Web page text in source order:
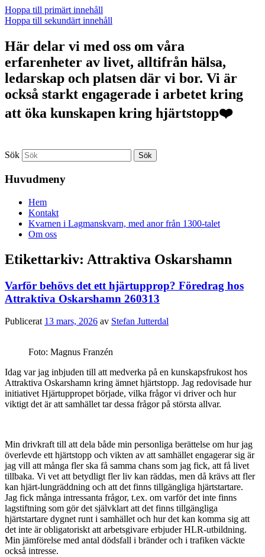
Hoppa till primärt innehåll
Hoppa till sekundärt innehåll
Här delar vi med oss om våra
erfarenheter av livet, alltifrån hälsa,
ledarskap och platsen där vi bor. Vi är
också starkt engagerade i arbetet kring
att öka kunskapen kring hjärtstopp❤️
Sök
Huvudmeny
Hem
Kontakt
Kvarnen i Lagmanskvarn, med anor från 1300-talet
Om oss
Etikettarkiv: Attraktiva Oskarshamn
Varför behövs det ett hjärtupprop? Föredrag hos
Attraktiva Oskarshamn 260313
Publicerat 13 mars, 2026 av Stefan Jutterdal
Foto: Magnus Franzén
Idag var jag inbjuden till att medverka på en kunskapsfrukost hos
Attraktiva Oskarshamn kring ämnet hjärtstopp. Jag redovisade hur
initiativet Hjärtuppropet började, vilka frågor vi driver och hur
viktigt det är att samhället tar dessa frågor på största allvar.
Min drivkraft till att dela både min personliga berättelse om hur jag
överlevde ett hjärtstopp och vikten av att samhället engagerar sig är
jag vill att många fler ska få samma chans som jag fick, att få livet
tillbaka. Vi vet att betydligt fler liv kan räddas, men då krävs att fler
kan hjärt-lungräddning och att det finns tillgängliga hjärtstartare.
Jag fick många intressanta frågor, t.ex. om varför det inte finns
lagstiftning som gör det självklart att det finns tillgängliga
hjärtstartare dygnet runt i samhället och hur det kan komma sig att
det inte är obligatoriskt att arbetsgivare erbjuder HLR-utbildning.
Min jämförelse med antal dödsfall i bränder och i trafiken väckte
också intresse.